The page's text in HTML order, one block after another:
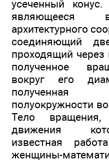
усеченный
являющееся
архитектурного
соединяющий
проходящий
полученное
вокруг его
полуокружности
Тело вращения,
движения
известная
женщины-